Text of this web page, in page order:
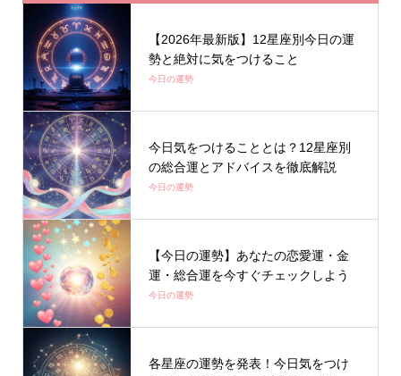
【2026年最新版】12星座別今日の運
勢と絶対に気をつけること
今日の運勢
今日気をつけることとは？12星座別
の総合運とアドバイスを徹底解説
今日の運勢
【今日の運勢】あなたの恋愛運・金
運・総合運を今すぐチェックしよう
今日の運勢
各星座の運勢を発表！今日気をつけ